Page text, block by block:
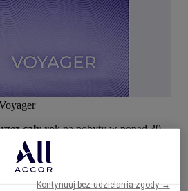
cały rok na pobyty w ponad 30
Kontynuuj bez udzielania zgody →